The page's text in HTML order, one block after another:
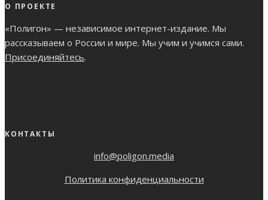
О ПРОЕКТЕ
«Полигон» — независимое интернет-издание. Мы
рассказываем о России и мире. Мы учим и учимся сами.
Присоединяйтесь.
КОНТАКТЫ
info@poligon.media
Политика конфиденциальности